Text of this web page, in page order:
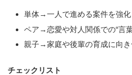
単体→一人で進める案件を強化
ペア→恋愛や対人関係での“言
親子→家庭や後輩の育成に向き
チェックリスト